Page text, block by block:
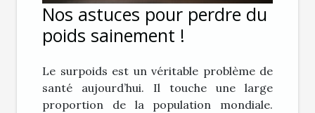
Nos astuces pour perdre du
poids sainement !
Le surpoids est un véritable problème de
santé aujourd’hui. Il touche une large
proportion de la population mondiale.